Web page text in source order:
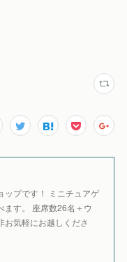
ップです！ ミニチュアゲ
ます。 座席数26名＋ウ
お気軽にお越しくださ